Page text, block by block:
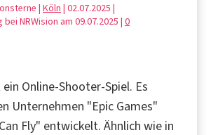
| Köln | 02.07.2025 |
NRWision am 09.07.2025 | 0
Online-Shooter-Spiel. Es
Unternehmen "Epic Games"
Fly" entwickelt. Ähnlich wie in